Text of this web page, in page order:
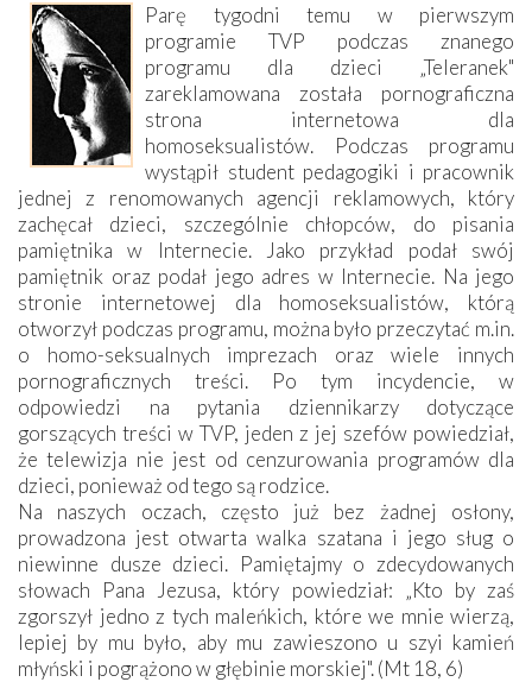
Parę tygodni temu w pierwszym
programie TVP podczas znanego
programu dla dzieci „Teleranek"
zareklamowana została pornograficzna
strona internetowa dla
homoseksualistów. Podczas programu
wystąpił student pedagogiki i pracownik
jednej z renomowanych agencji reklamowych, który
zachęcał dzieci, szczególnie chłopców, do pisania
pamiętnika w Internecie. Jako przykład podał swój
pamiętnik oraz podał jego adres w Internecie. Na jego
stronie internetowej dla homoseksualistów, którą
otworzył podczas programu, można było przeczytać m.in.
o homo-seksualnych imprezach oraz wiele innych
pornograficznych treści. Po tym incydencie, w
odpowiedzi na pytania dziennikarzy dotyczące
gorszących treści w TVP, jeden z jej szefów powiedział,
że telewizja nie jest od cenzurowania programów dla
dzieci, ponieważ od tego są rodzice.
Na naszych oczach, często już bez żadnej osłony,
prowadzona jest otwarta walka szatana i jego sług o
niewinne dusze dzieci. Pamiętajmy o zdecydowanych
słowach Pana Jezusa, który powiedział: „Kto by zaś
zgorszył jedno z tych maleńkich, które we mnie wierzą,
lepiej by mu było, aby mu zawieszono u szyi kamień
młyński i pogrążono w głębinie morskiej". (Mt 18, 6)